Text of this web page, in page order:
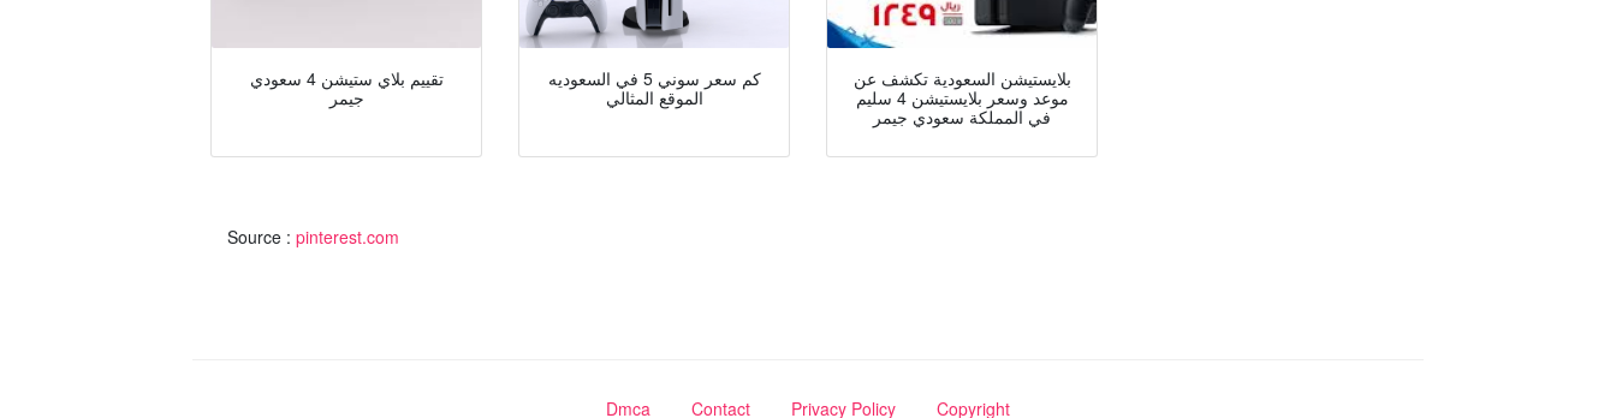
تقييم بلاي ستيشن 4 سعودي
جيمر
كم سعر سوني 5 في السعوديه
الموقع المثالي
بلايستيشن السعودية تكشف عن
موعد وسعر بلايستيشن 4 سليم
في المملكة سعودي جيمر
Source : pinterest.com
Dmca Contact Privacy Policy Copyright